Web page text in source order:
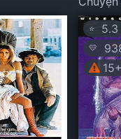
⭐ 5.3
💛
15+